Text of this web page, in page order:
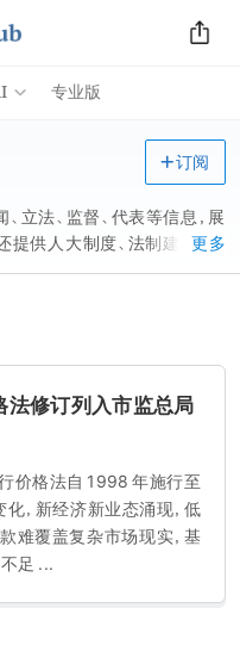
专业版
立法、监督、代表等信息，展
供人大制度、法制建设、工
治教育和服务的平台。
更多
订阅
法修订列入市监总局
价格法自 1998 年施行至
，新经济新业态涌现，低
难覆盖复杂市场现实，基
足 ...